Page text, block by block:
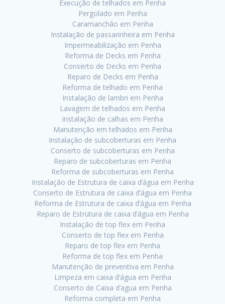
Execução de telhados em Penha
Pergolado em Penha
Caramanchão em Penha
Instalação de passarinheira em Penha
Impermeabilização em Penha
Reforma de Decks em Penha
Conserto de Decks em Penha
Reparo de Decks em Penha
Reforma de telhado em Penha
Instalação de lambri em Penha
Lavagem de telhados em Penha
instalação de calhas em Penha
Manutenção em telhados em Penha
Instalação de subcoberturas em Penha
Conserto de subcoberturas em Penha
Reparo de subcoberturas em Penha
Reforma de subcoberturas em Penha
Instalação de Estrutura de caixa d’água em Penha
Conserto de Estrutura de caixa d’água em Penha
Reforma de Estrutura de caixa d’água em Penha
Reparo de Estrutura de caixa d’água em Penha
Instalação de top flex em Penha
Conserto de top flex em Penha
Reparo de top flex em Penha
Reforma de top flex em Penha
Manutenção de preventiva em Penha
Limpeza em caixa d’água em Penha
Conserto de Caixa d’agua em Penha
Reforma completa em Penha